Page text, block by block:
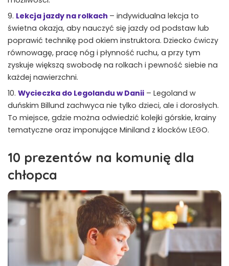
Lekcja jazdy na rolkach – indywidualna lekcja to
świetna okazja, aby nauczyć się jazdy od podstaw lub
poprawić technikę pod okiem instruktora. Dziecko ćwiczy
równowagę, pracę nóg i płynność ruchu, a przy tym
zyskuje większą swobodę na rolkach i pewność siebie na
każdej nawierzchni.
Wycieczka do Legolandu w Danii – Legoland w
duńskim Billund zachwyca nie tylko dzieci, ale i dorosłych.
To miejsce, gdzie można odwiedzić kolejki górskie, krainy
tematyczne oraz imponujące Miniland z klocków LEGO.
10 prezentów na komunię dla
chłopca